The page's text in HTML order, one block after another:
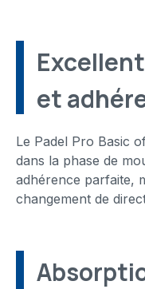
et
Le Padel Pro Basic
dans la phase de
adhérence parfaite,
changement de